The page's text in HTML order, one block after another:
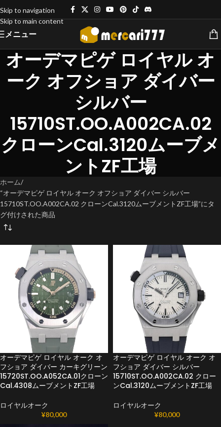
Skip to navigation
Skip to main content
メニュー
オーデマピゲ ロイヤル オ
ーク オフショア ダイバー
シルバー
15710ST.OO.A002CA.02
クローンCal.3120ムーブメ
ントZF工場
ホーム
“オーデマピゲ ロイヤル オーク オフショア ダイバー シルバー
15710ST.OO.A002CA.02 クローンCal.3120ムーブメントZF工場”にタ
グ付けされた商品
オーデマピゲ ロイヤル オーク オ
フショア ダイバー カーキグリーン
15720ST.OO.A052CA.01クローン
Cal.4308ムーブメントZF工場
ロイヤルオーク
¥80,000
オーデマピゲ ロイヤル オーク オ
フショア ダイバー シルバー
15710ST.OO.A002CA.02 クロー
ンCal.3120ムーブメントZF工場
ロイヤルオーク
¥80,000